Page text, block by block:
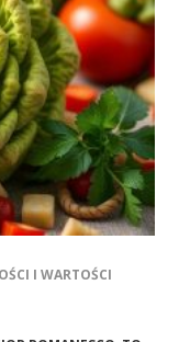
I WARTOŚCI